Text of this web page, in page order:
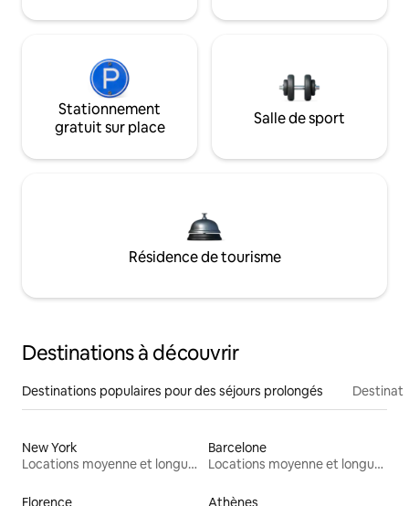
Stationnement
gratuit sur place
Salle de sport
Résidence de tourisme
Destinations à découvrir
Destinations populaires pour des séjours prolongés
New York
Locations moyenne et longue durée
Barcelone
Locations moyenne et longue durée
Florence Athènes